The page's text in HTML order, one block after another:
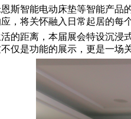
斯智能电动床垫等智能产品
，将关怀融入日常起居的每
的距离，本届展会特设沉
仅是功能的展示，更是一场